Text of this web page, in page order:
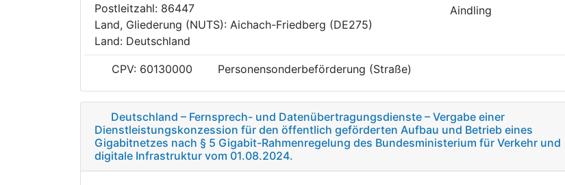
Postleitzahl: 86447
Land, Gliederung (NUTS): Aichach-Friedberg (DE275)
Land: Deutschland
Aindling
CPV: 60130000 Personensonderbeförderung (Straße)
Deutschland – Fernsprech- und Datenübertragungsdienste – Vergabe einer
Dienstleistungskonzession für den öffentlich geförderten Aufbau und Betrieb eines
Gigabitnetzes nach § 5 Gigabit-Rahmenregelung des Bundesministerium für Verkehr und
digitale Infrastruktur vom 01.08.2024.